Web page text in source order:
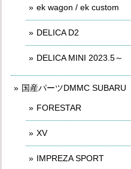
ek wagon / ek custom
DELICA D2
DELICA MINI 2023.5～
国産パーツDMMC SUBARU
FORESTAR
XV
IMPREZA SPORT